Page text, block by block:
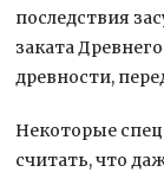
последствия
заката
древности,
Некоторые
считать, что